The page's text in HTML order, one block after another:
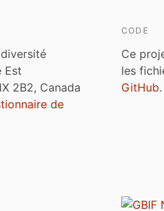
Est
2B2, Canada
de
CODE
Ce
les
GitHub.